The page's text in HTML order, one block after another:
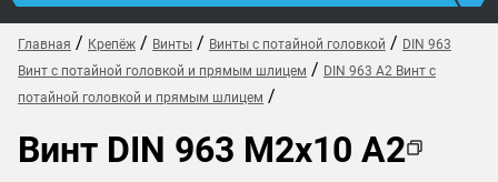
Главная / Крепёж / Винты / Винты с потайной головкой / DIN 963
Винт с потайной головкой и прямым шлицем / DIN 963 A2 Винт с
потайной головкой и прямым шлицем /
Винт DIN 963 M2x10 A2